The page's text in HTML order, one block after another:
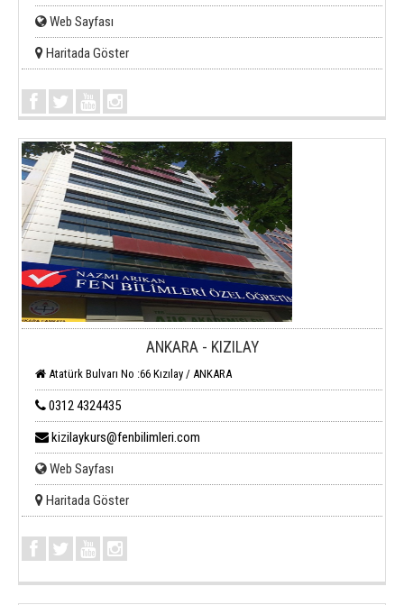
Web Sayfası
Haritada Göster
ANKARA - KIZILAY
Atatürk Bulvarı No :66 Kızılay / ANKARA
0312 4324435
kizilaykurs@fenbilimleri.com
Web Sayfası
Haritada Göster